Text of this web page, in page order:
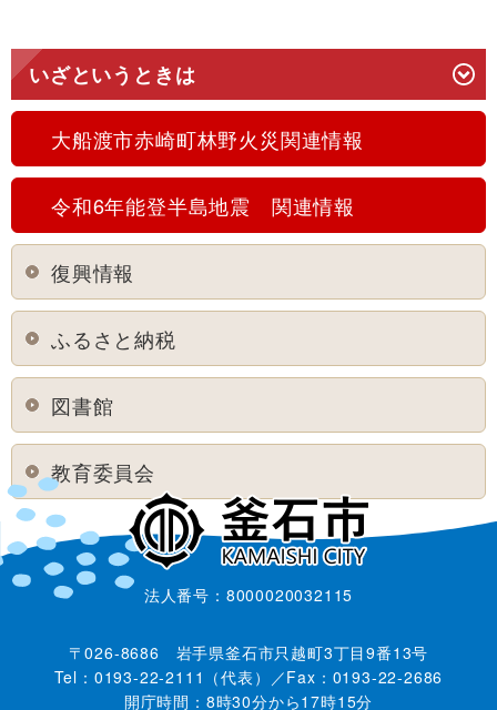
いざというときは
大船渡市赤崎町林野火災関連情報
令和6年能登半島地震 関連情報
復興情報
ふるさと納税
図書館
教育委員会
法人番号：8000020032115
〒026-8686 岩手県釜石市只越町3丁目9番13号
Tel：0193-22-2111（代表）／Fax：0193-22-2686
開庁時間：8時30分から17時15分